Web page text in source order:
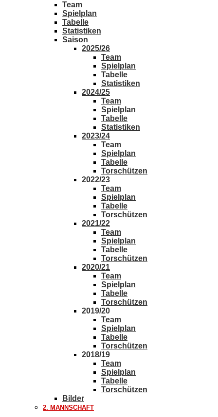
Team
Spielplan
Tabelle
Statistiken
Saison
2025/26
Team
Spielplan
Tabelle
Statistiken
2024/25
Team
Spielplan
Tabelle
Statistiken
2023/24
Team
Spielplan
Tabelle
Torschützen
2022/23
Team
Spielplan
Tabelle
Torschützen
2021/22
Team
Spielplan
Tabelle
Torschützen
2020/21
Team
Spielplan
Tabelle
Torschützen
2019/20
Team
Spielplan
Tabelle
Torschützen
2018/19
Team
Spielplan
Tabelle
Torschützen
Bilder
2. MANNSCHAFT